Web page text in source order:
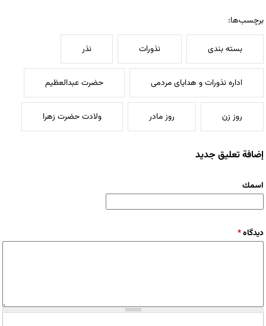
برچسب‌ها:
بسته بندی نذورات نذر
اداره نذورات و هدایای مردمی حضرت عبدالعظیم
روز زن روز مادر ولادت حضرت زهرا
إضافة تعليق جديد
‏اسمك ‏
‏دیدگاه ‏*